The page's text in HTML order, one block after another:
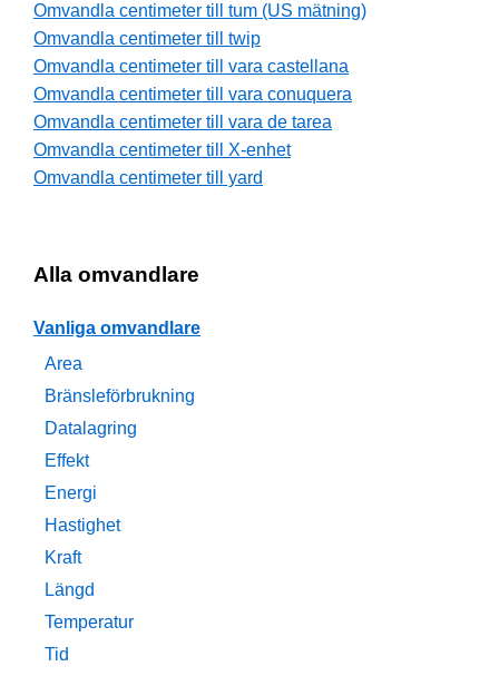
Omvandla centimeter till tum (US mätning)
Omvandla centimeter till twip
Omvandla centimeter till vara castellana
Omvandla centimeter till vara conuquera
Omvandla centimeter till vara de tarea
Omvandla centimeter till X-enhet
Omvandla centimeter till yard
Alla omvandlare
Vanliga omvandlare
Area
Bränsleförbrukning
Datalagring
Effekt
Energi
Hastighet
Kraft
Längd
Temperatur
Tid